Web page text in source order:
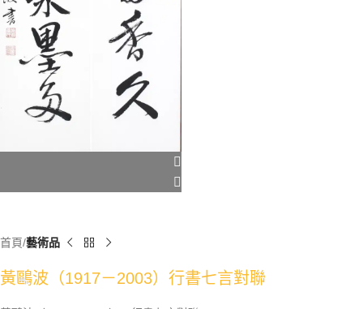
首頁 藝術品
黃鷗波（1917－2003）行書七言對聯